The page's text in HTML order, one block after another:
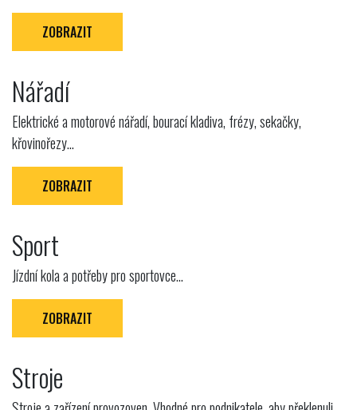
ZOBRAZIT
Nářadí
Elektrické a motorové nářadí, bourací kladiva, frézy, sekačky,
křovinořezy...
ZOBRAZIT
Sport
Jízdní kola a potřeby pro sportovce...
ZOBRAZIT
Stroje